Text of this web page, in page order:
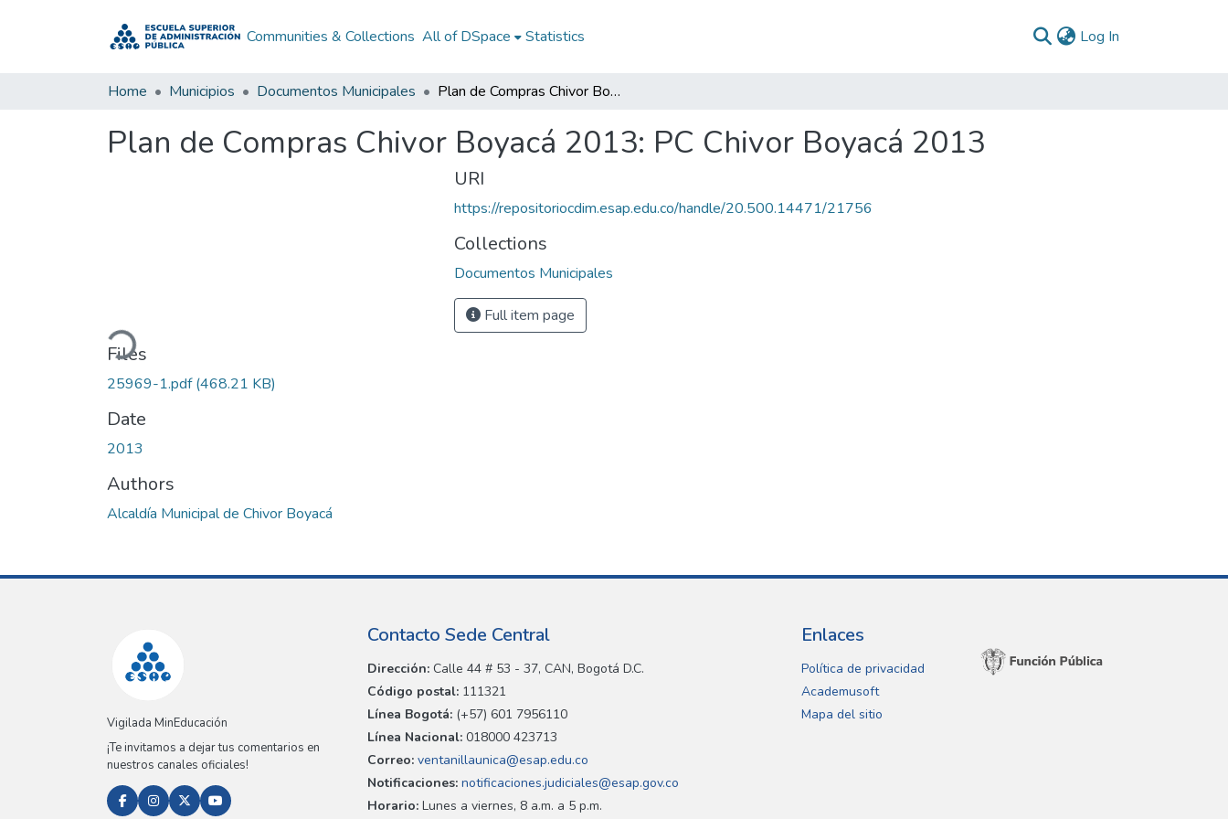
Communities & Collections All of DSpace Statistics Log In
Home Municipios Documentos Municipales Plan de Compras Chivor Boyacá 2013: PC Chivor Boyacá 2013
Plan de Compras Chivor Boyacá 2013: PC Chivor Boyacá 2013
Loading...
Files
25969-1.pdf(468.21 KB)
Date
2013
Authors
Alcaldía Municipal de Chivor Boyacá
URI
https://repositoriocdim.esap.edu.co/handle/20.500.14471/21756
Collections
Documentos Municipales
Full item page
Vigilada MinEducación
¡Te invitamos a dejar tus comentarios en
nuestros canales oficiales!
Contacto Sede Central
Dirección: Calle 44 # 53 - 37, CAN, Bogotá D.C.
Código postal: 111321
Línea Bogotá: (+57) 601 7956110
Línea Nacional: 018000 423713
Correo: ventanillaunica@esap.edu.co
Notificaciones: notificaciones.judiciales@esap.gov.co
Horario: Lunes a viernes, 8 a.m. a 5 p.m.
Enlaces
Política de privacidad
Academusoft
Mapa del sitio